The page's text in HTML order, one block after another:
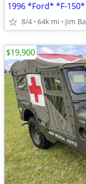
1996 *Ford* *F-150*
8/4 64k mi Jim
$19,900